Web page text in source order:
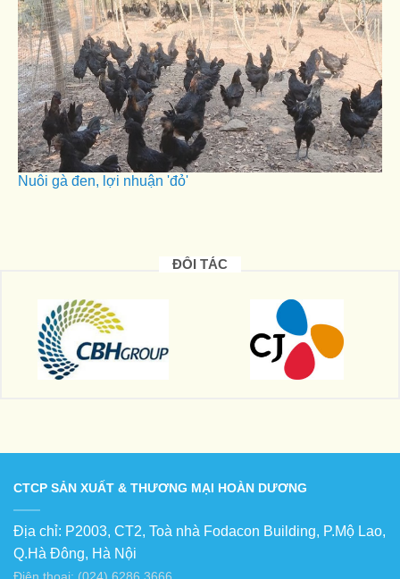
Nuôi gà đen, lợi nhuận 'đỏ'
ĐỐI TÁC
CTCP SẢN XUẤT & THƯƠNG MẠI HOÀN DƯƠNG
Địa chỉ: P2003, CT2, Toà nhà Fodacon Building, P.Mộ Lao,
Q.Hà Đông, Hà Nội